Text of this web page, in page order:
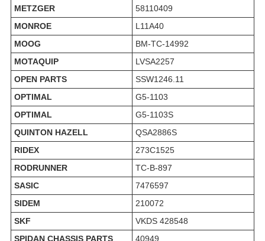
METZGER
58110409
MONROE
L11A40
MOOG
BM-TC-14992
MOTAQUIP
LVSA2257
OPEN PARTS
SSW1246.11
OPTIMAL
G5-1103
OPTIMAL
G5-1103S
QUINTON HAZELL
QSA2886S
RIDEX
273C1525
RODRUNNER
TC-B-897
SASIC
7476597
SIDEM
210072
SKF
VKDS 428548
SPIDAN CHASSIS PARTS
40949